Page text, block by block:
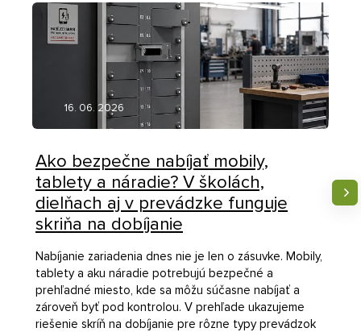
16. 06. 2026
Ako bezpečne nabíjať mobily,
tablety a náradie? V školách,
dielňach aj v prevádzke funguje
skriňa na dobíjanie
Nabíjanie zariadenia dnes nie je len o zásuvke. Mobily,
tablety a aku náradie potrebujú bezpečné a
prehľadné miesto, kde sa môžu súčasne nabíjať a
zároveň byť pod kontrolou. V prehľade ukazujeme
riešenie skríň na dobíjanie pre rôzne typy prevádzok